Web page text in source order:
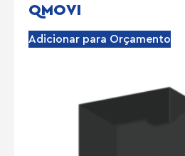
QMOVI
Adicionar para Orçamento